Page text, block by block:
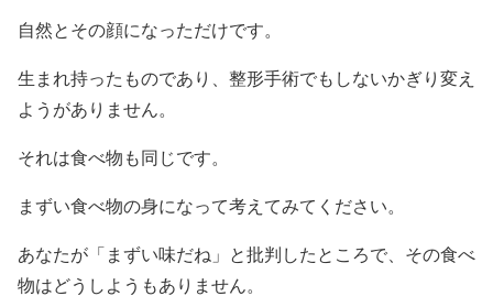
自然とその顔になっただけです。
生まれ持ったものであり、整形手術でもしないかぎり変え
ようがありません。
それは食べ物も同じです。
まずい食べ物の身になって考えてみてください。
あなたが「まずい味だね」と批判したところで、その食べ
物はどうしようもありません。